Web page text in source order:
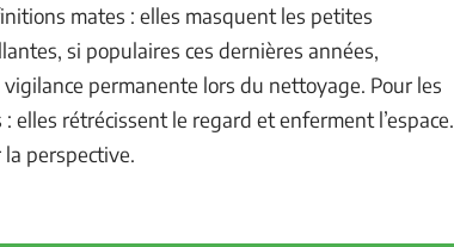
mates : elles masquent les petites
si populaires ces dernières années,
permanente lors du nettoyage. Pour les
elles rétrécissent le regard et enferment l’espace.
la perspective.